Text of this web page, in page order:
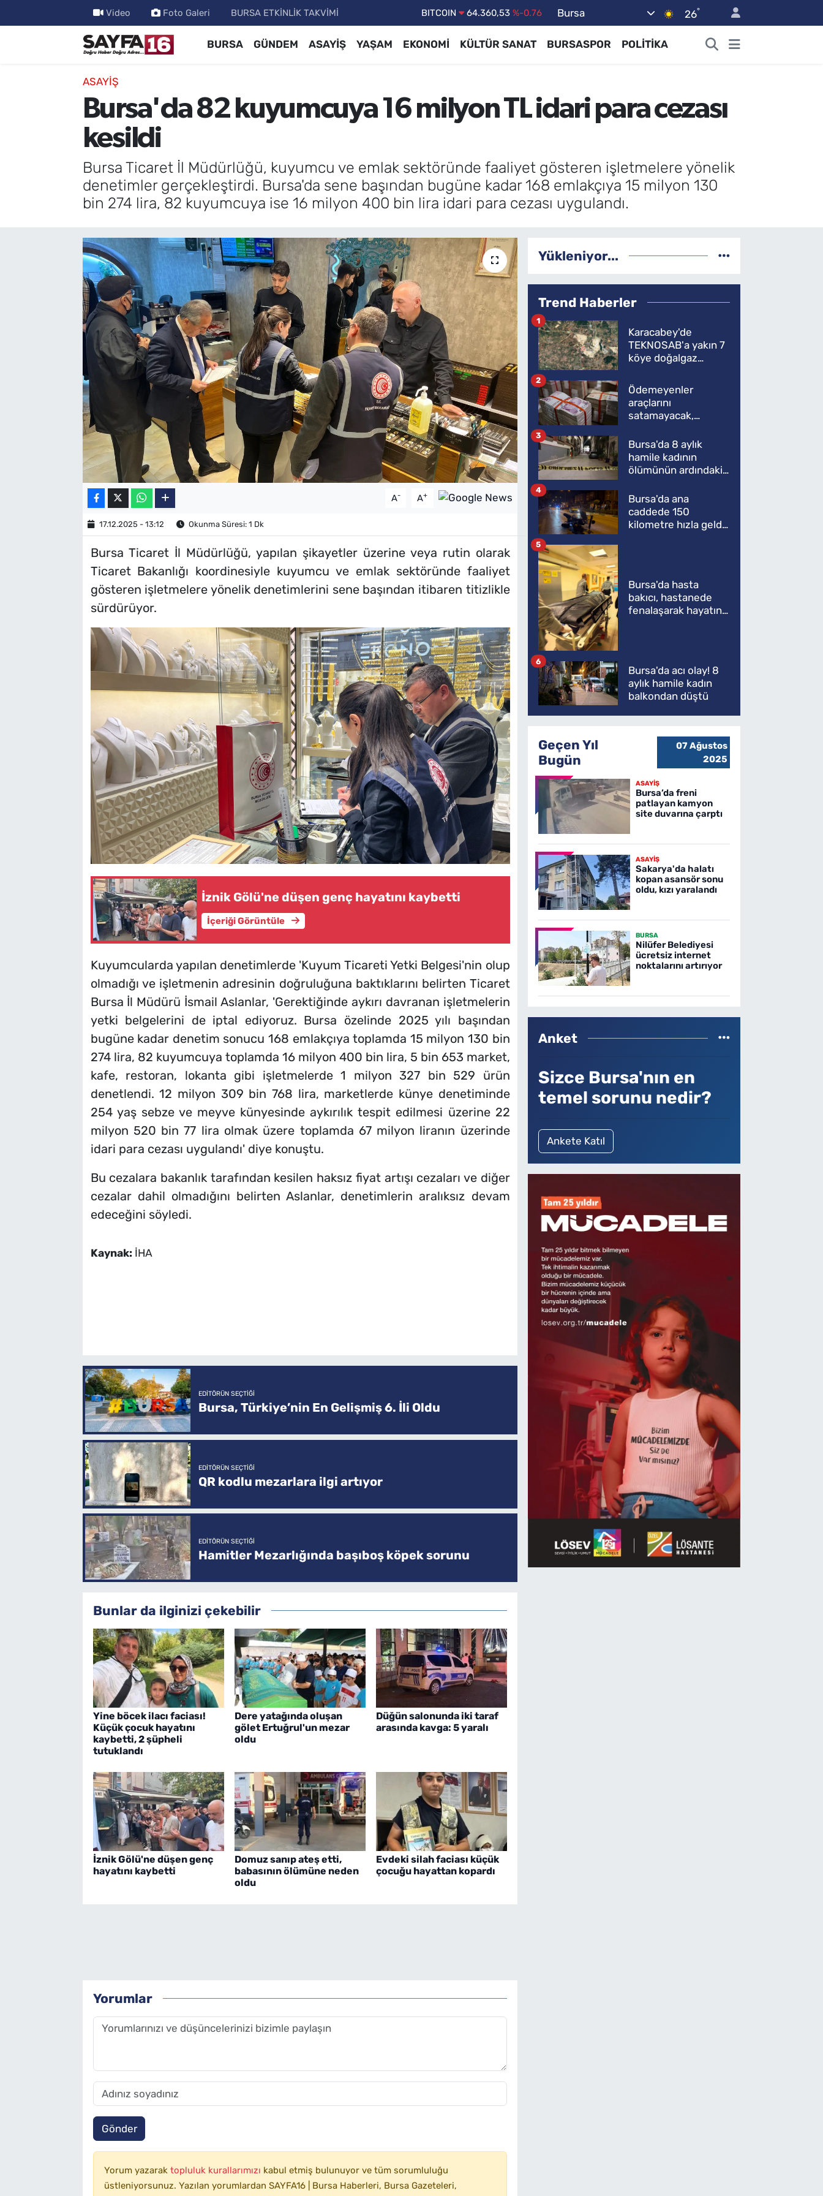
Video Foto Galeri BURSA ETKİNLİK TAKVİMİ DOLAR 47,7143 %0.16
BİST100
13.887 %64
BITCOIN
Bursa 26°
BURSA GÜNDEM ASAYİŞ YAŞAM EKONOMİ KÜLTÜR SANAT BURSASPOR POLİTİKA
ASAYİŞ
Bursa'da 82 kuyumcuya 16 milyon TL idari para cezası
kesildi
Bursa Ticaret İl Müdürlüğü, kuyumcu ve emlak sektöründe faaliyet gösteren işletmelere yönelik
denetimler gerçekleştirdi. Bursa'da sene başından bugüne kadar 168 emlakçıya 15 milyon 130
bin 274 lira, 82 kuyumcuya ise 16 milyon 400 bin lira idari para cezası uygulandı.
A- A+
17.12.2025 - 13:12 Okunma Süresi: 1 Dk
Bursa Ticaret İl Müdürlüğü, yapılan şikayetler üzerine veya rutin olarak
Ticaret Bakanlığı koordinesiyle kuyumcu ve emlak sektöründe faaliyet
gösteren işletmelere yönelik denetimlerini sene başından itibaren titizlikle
sürdürüyor.
İznik Gölü'ne düşen genç hayatını kaybetti
İçeriği Görüntüle
Kuyumcularda yapılan denetimlerde 'Kuyum Ticareti Yetki Belgesi'nin olup
olmadığı ve işletmenin adresinin doğruluğuna baktıklarını belirten Ticaret
Bursa İl Müdürü İsmail Aslanlar, 'Gerektiğinde aykırı davranan işletmelerin
yetki belgelerini de iptal ediyoruz. Bursa özelinde 2025 yılı başından
bugüne kadar denetim sonucu 168 emlakçıya toplamda 15 milyon 130 bin
274 lira, 82 kuyumcuya toplamda 16 milyon 400 bin lira, 5 bin 653 market,
kafe, restoran, lokanta gibi işletmelerde 1 milyon 327 bin 529 ürün
denetlendi. 12 milyon 309 bin 768 lira, marketlerde künye denetiminde
254 yaş sebze ve meyve künyesinde aykırılık tespit edilmesi üzerine 22
milyon 520 bin 77 lira olmak üzere toplamda 67 milyon liranın üzerinde
idari para cezası uygulandı' diye konuştu.
Bu cezalara bakanlık tarafından kesilen haksız fiyat artışı cezaları ve diğer
cezalar dahil olmadığını belirten Aslanlar, denetimlerin aralıksız devam
edeceğini söyledi.
Kaynak: İHA
EDITÖRÜN SEÇTIĞI
Bursa, Türkiye’nin En Gelişmiş 6. İli Oldu
EDITÖRÜN SEÇTIĞI
QR kodlu mezarlara ilgi artıyor
EDITÖRÜN SEÇTIĞI
Hamitler Mezarlığında başıboş köpek sorunu
Bunlar da ilginizi çekebilir
Yine böcek ilacı faciası!
Küçük çocuk hayatını
kaybetti, 2 şüpheli
tutuklandı
Dere yatağında oluşan
gölet Ertuğrul'un mezar
oldu
Düğün salonunda iki taraf
arasında kavga: 5 yaralı
İznik Gölü'ne düşen genç
hayatını kaybetti
Domuz sanıp ateş etti,
babasının ölümüne neden
oldu
Evdeki silah faciası küçük
çocuğu hayattan kopardı
Yorumlar
Gönder
Yorum yazarak topluluk kurallarımızı kabul etmiş bulunuyor ve tüm sorumluluğu
üstleniyorsunuz. Yazılan yorumlardan SAYFA16 | Bursa Haberleri, Bursa Gazeteleri,
Yükleniyor...
Trend Haberler
Karacabey'de
TEKNOSAB'a yakın 7
köye doğalgaz
1
Ödemeyenler
araçlarını
satamayacak,
2
Bursa'da 8 aylık
hamile kadının
ölümünün ardındaki
3
Bursa'da ana
caddede 150
kilometre hızla geldi,
4
Bursa'da hasta
bakıcı, hastanede
fenalaşarak hayatını
5
Bursa'da acı olay! 8
aylık hamile kadın
balkondan düştü
6
Geçen Yıl
Bugün
07 Ağustos
2025
ASAYİŞ
Bursa’da freni
patlayan kamyon
site duvarına çarptı
ASAYİŞ
Sakarya'da halatı
kopan asansör sonu
oldu, kızı yaralandı
BURSA
Nilüfer Belediyesi
ücretsiz internet
noktalarını artırıyor
Anket
Sizce Bursa'nın en
temel sorunu nedir?
Ankete Katıl
ÖZEL HABER
İNCELEME
TEKNOLOJİ
TV REHBERİ
Hava Durumu
Trafik Durumu
TFF 2.Lig Beyaz Grup Puan Durumu ve Fikstür
Tüm Manşetler
Son Dakika Haberleri
Haber Arşivi